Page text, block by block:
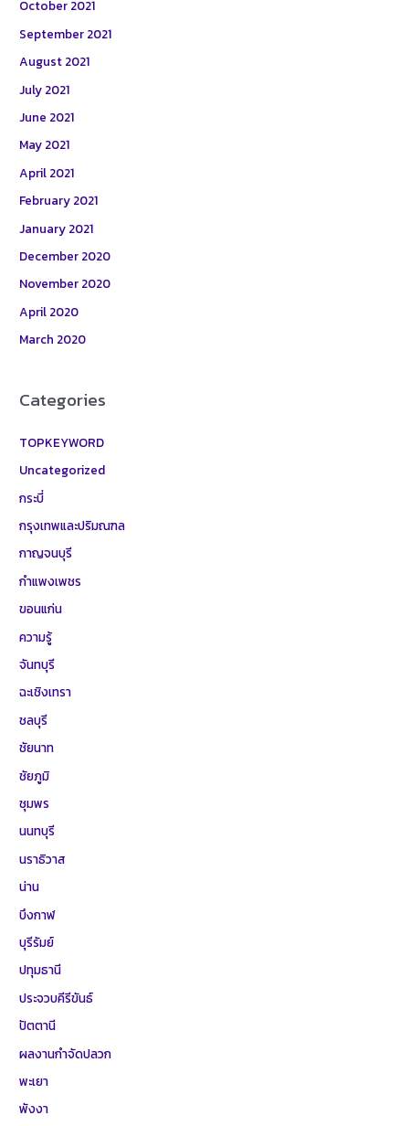
October 2021
September 2021
August 2021
July 2021
June 2021
May 2021
April 2021
February 2021
January 2021
December 2020
November 2020
April 2020
March 2020
Categories
TOPKEYWORD
Uncategorized
กระบี่
กรุงเทพและปริมณฑล
กาญจนบุรี
กำแพงเพชร
ขอนแก่น
ความรู้
จันทบุรี
ฉะเชิงเทรา
ชลบุรี
ชัยนาท
ชัยภูมิ
ชุมพร
นนทบุรี
นราธิวาส
น่าน
บึงกาฬ
บุรีรัมย์
ปทุมธานี
ประจวบคีรีขันธ์
ปัตตานี
ผลงานกำจัดปลวก
พะเยา
พังงา